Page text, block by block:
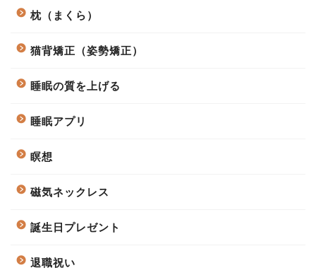
枕（まくら）
猫背矯正（姿勢矯正）
睡眠の質を上げる
睡眠アプリ
瞑想
磁気ネックレス
誕生日プレゼント
退職祝い